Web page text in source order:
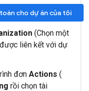
cho dự án của tôi
(Chọn một
liên kết với dự
đơn Actions (
rồi chọn tài